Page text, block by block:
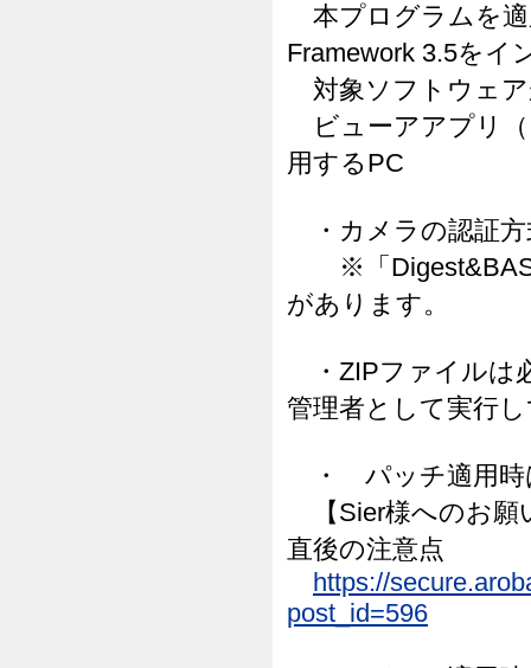
本プログラムを適
Framework 3.5をイ
対象ソフトウェ
ビューアアプリ
用するPC
・カメラの認証方
※「
があります。
・ZIPファイルは
管理者として実行
・ パッチ適用時
【Sier様へのお願
直後の注意点
https://
post_id=596